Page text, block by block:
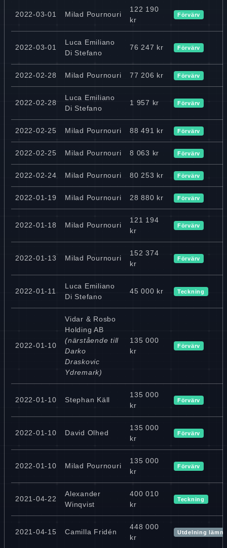
2022-03-01 Milad Pournouri
122 190
kr
Förvärv
2022-03-01
Luca Emiliano
Di Stefano
76 247 kr Förvärv
2022-02-28 Milad Pournouri 77 206 kr Förvärv
2022-02-28
Luca Emiliano
Di Stefano
1 957 kr Förvärv
2022-02-25 Milad Pournouri 88 491 kr Förvärv
2022-02-25 Milad Pournouri 8 063 kr Förvärv
2022-02-24 Milad Pournouri 80 253 kr Förvärv
2022-01-19 Milad Pournouri 28 880 kr Förvärv
2022-01-18 Milad Pournouri
121 194
kr
Förvärv
2022-01-13 Milad Pournouri
152 374
kr
Förvärv
2022-01-11
Luca Emiliano
Di Stefano
45 000 kr Teckning
2022-01-10
Vidar & Rosbo
Holding AB
(närstående till
Darko
Draskovic
Ydremark)
135 000
kr
Förvärv
2022-01-10 Stephan Käll
135 000
kr
Förvärv
2022-01-10 David Olhed
135 000
kr
Förvärv
2022-01-10 Milad Pournouri
135 000
kr
Förvärv
2021-04-22
Alexander
Winqvist
400 010
kr
Teckning
2021-04-15 Camilla Fridén
448 000
kr
Utdelning